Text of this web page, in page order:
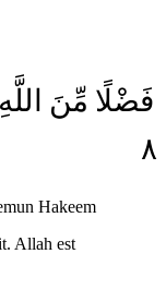
فَضْلًا مِّنَ اللَّهِ
٨
Hakeem
Allah est